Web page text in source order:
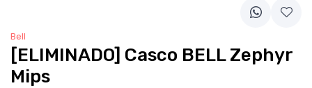
Bell
[ELIMINADO] Casco BELL Zephyr
Mips